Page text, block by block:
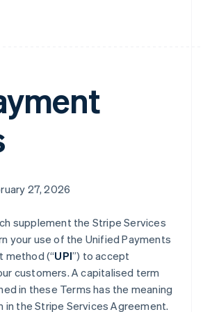
27, 2026
supplement the Stripe Services
your use of the Unified Payments
method (“UPI”) to accept
customers. A capitalised term
in these Terms has the meaning
in the Stripe Services Agreement.